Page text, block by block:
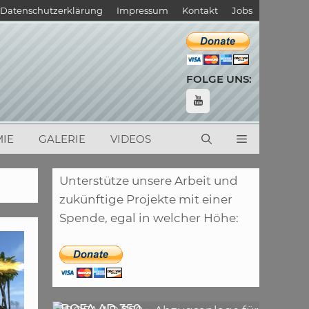
Datenschutzerklärung Impressum Kontakt Jobs
FOLGE UNS:
GALERIE VIDEOS
Unterstütze unsere Arbeit und
zukünftige Projekte mit einer
Spende, egal in welcher Höhe: